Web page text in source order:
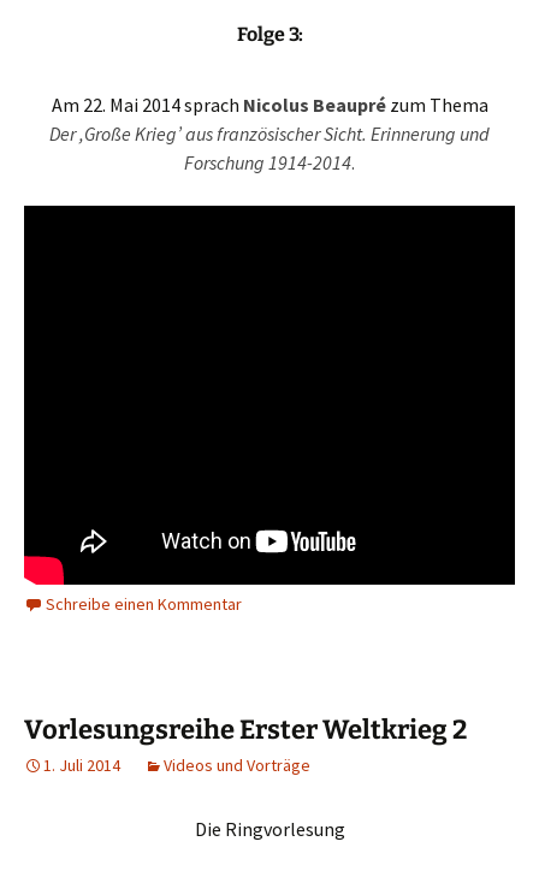
Folge 3:
Am 22. Mai 2014 sprach Nicolus Beauprézum Thema
Der ,Große Krieg’ aus französischer Sicht. Erinnerung und
Forschung 1914-2014.
Schreibe einen Kommentar
Vorlesungsreihe Erster Weltkrieg 2
1. Juli 2014 Videos und Vorträge
Die Ringvorlesung